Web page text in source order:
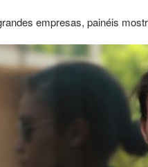
empresas, painéis